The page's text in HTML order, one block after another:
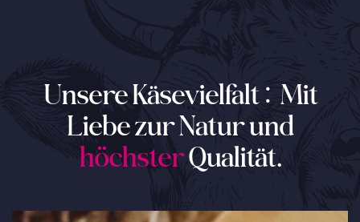
Unsere Käsevielfalt: Mit
Liebe zur Natur und
höchsterQualität.